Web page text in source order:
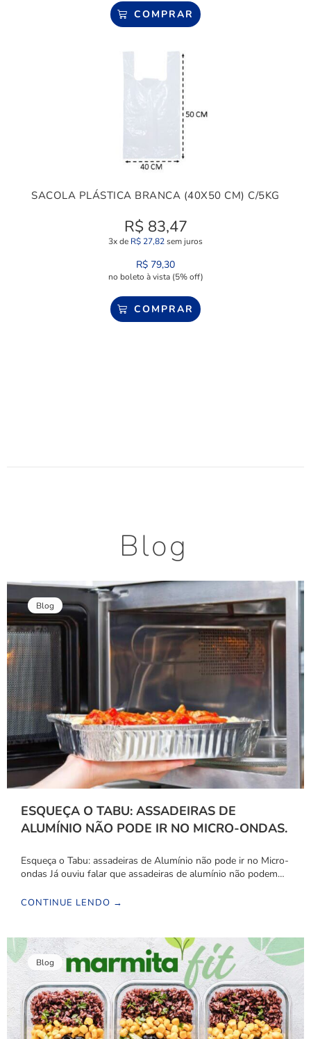
COMPRAR
SACOLA PLÁSTICA BRANCA (40X50 CM) C/5KG
R$ 83,47
3x de R$ 27,82sem juros
R$ 79,30
no boleto à vista (5% off)
COMPRAR
Blog
Blog
ESQUEÇA O TABU: ASSADEIRAS DE
ALUMÍNIO NÃO PODE IR NO MICRO-ONDAS.
Esqueça o Tabu: assadeiras de Alumínio não pode ir no Micro-
ondas Já ouviu falar que assadeiras de alumínio não podem…
CONTINUE LENDO →
Blog